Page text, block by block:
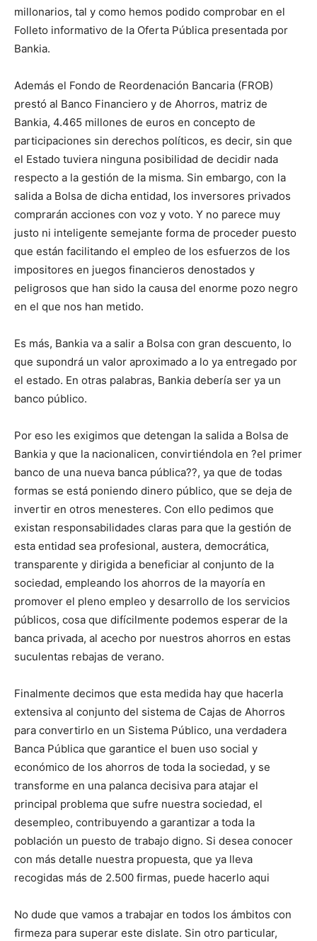
millonarios, tal y como hemos podido comprobar en el
Folleto informativo de la Oferta Pública presentada por
Bankia.
Además el Fondo de Reordenación Bancaria (FROB)
prestó al Banco Financiero y de Ahorros, matriz de
Bankia, 4.465 millones de euros en concepto de
participaciones sin derechos políticos, es decir, sin que
el Estado tuviera ninguna posibilidad de decidir nada
respecto a la gestión de la misma. Sin embargo, con la
salida a Bolsa de dicha entidad, los inversores privados
comprarán acciones con voz y voto. Y no parece muy
justo ni inteligente semejante forma de proceder puesto
que están facilitando el empleo de los esfuerzos de los
impositores en juegos financieros denostados y
peligrosos que han sido la causa del enorme pozo negro
en el que nos han metido.
Es más, Bankia va a salir a Bolsa con gran descuento, lo
que supondrá un valor aproximado a lo ya entregado por
el estado. En otras palabras, Bankia debería ser ya un
banco público.
Por eso les exigimos que detengan la salida a Bolsa de
Bankia y que la nacionalicen, convirtiéndola en ?el primer
banco de una nueva banca pública??, ya que de todas
formas se está poniendo dinero público, que se deja de
invertir en otros menesteres. Con ello pedimos que
existan responsabilidades claras para que la gestión de
esta entidad sea profesional, austera, democrática,
transparente y dirigida a beneficiar al conjunto de la
sociedad, empleando los ahorros de la mayoría en
promover el pleno empleo y desarrollo de los servicios
públicos, cosa que difícilmente podemos esperar de la
banca privada, al acecho por nuestros ahorros en estas
suculentas rebajas de verano.
Finalmente decimos que esta medida hay que hacerla
extensiva al conjunto del sistema de Cajas de Ahorros
para convertirlo en un Sistema Público, una verdadera
Banca Pública que garantice el buen uso social y
económico de los ahorros de toda la sociedad, y se
transforme en una palanca decisiva para atajar el
principal problema que sufre nuestra sociedad, el
desempleo, contribuyendo a garantizar a toda la
población un puesto de trabajo digno. Si desea conocer
con más detalle nuestra propuesta, que ya lleva
recogidas más de 2.500 firmas, puede hacerlo aqui
No dude que vamos a trabajar en todos los ámbitos con
firmeza para superar este dislate. Sin otro particular,